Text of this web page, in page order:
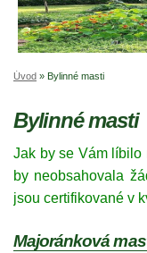
Úvod » Bylinné masti
Bylinné masti
Jak by se Vám líbilo
by neobsahovala
jsou certifikované v
Majoránková